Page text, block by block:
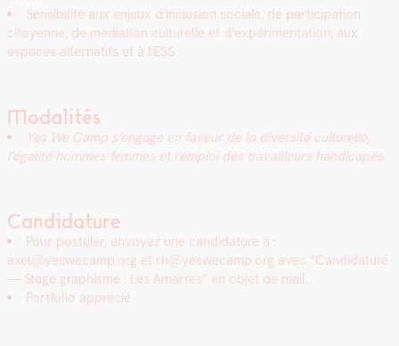
Sen­si­bil­ité aux enjeux d’inclusion sociale, de par­tic­i­pa­tion
citoyenne, de médi­a­tion cul­turelle et d’expérimentation, aux
espaces alter­nat­ifs et à l’ESS
Modalités
Yes We Camp s’engage en faveur de la diver­sité cul­turelle,
l’égalité hommes-femmes et l’emploi des tra­vailleurs hand­i­capés.
Candidature
Pour pos­tuler, envoyez une can­di­da­ture à :
axel@yeswecamp.org et rh@yeswecamp.org avec “Can­di­da­ture
— Stage graphisme : Les Amar­res” en objet de mail.
Port­fo­lio appré­cié